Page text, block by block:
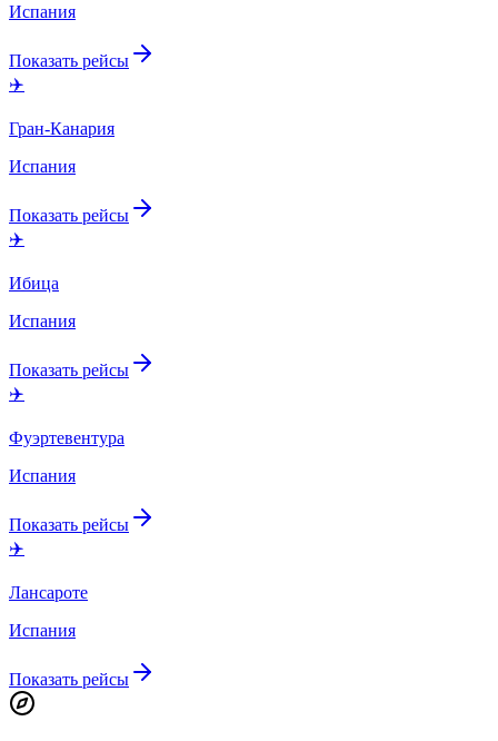
Испания
Показать рейсы
✈️
Гран-Канария
Испания
Показать рейсы
✈️
Ибица
Испания
Показать рейсы
✈️
Фуэртевентура
Испания
Показать рейсы
✈️
Лансароте
Испания
Показать рейсы